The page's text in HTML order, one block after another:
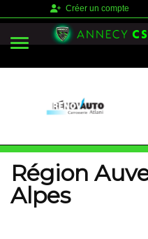
Créer un compte
Région
Alpes
Panneau de gestion des cookies